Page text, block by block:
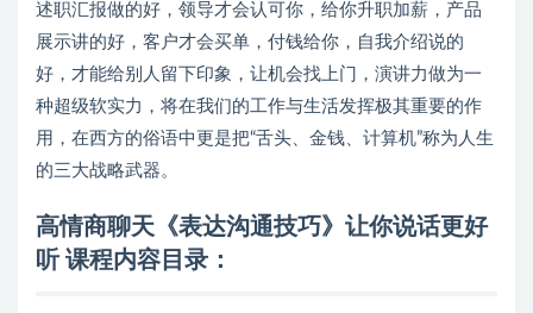
述职汇报做的好，领导才会认可你，给你升职加薪，产品
展示讲的好，客户才会买单，付钱给你，自我介绍说的
好，才能给别人留下印象，让机会找上门，演讲力做为一
种超级软实力，将在我们的工作与生活发挥极其重要的作
用，在西方的俗语中更是把“舌头、金钱、计算机”称为人生
的三大战略武器。
高情商聊天《表达沟通技巧》让你说话更好
听 课程内容目录：